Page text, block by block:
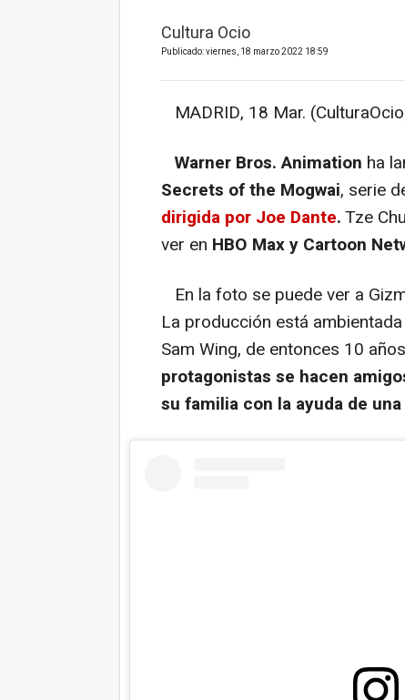
Cultura Ocio
Publicado: viernes, 18 marzo 2022 18:59
MADRID, 18 Mar.
Warner Bros. Animation ha
Secrets of the Mogwai, serie
dirigida por Joe Dante.Tze
ver en HBO Max y Cartoon
En la foto se puede ver a
La producción está
Sam Wing, de entonces 10
protagonistas se hacen
su familia con la ayuda de